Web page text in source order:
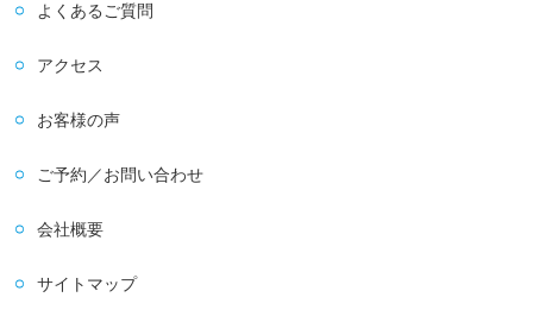
よくあるご質問
アクセス
お客様の声
ご予約／お問い合わせ
会社概要
サイトマップ